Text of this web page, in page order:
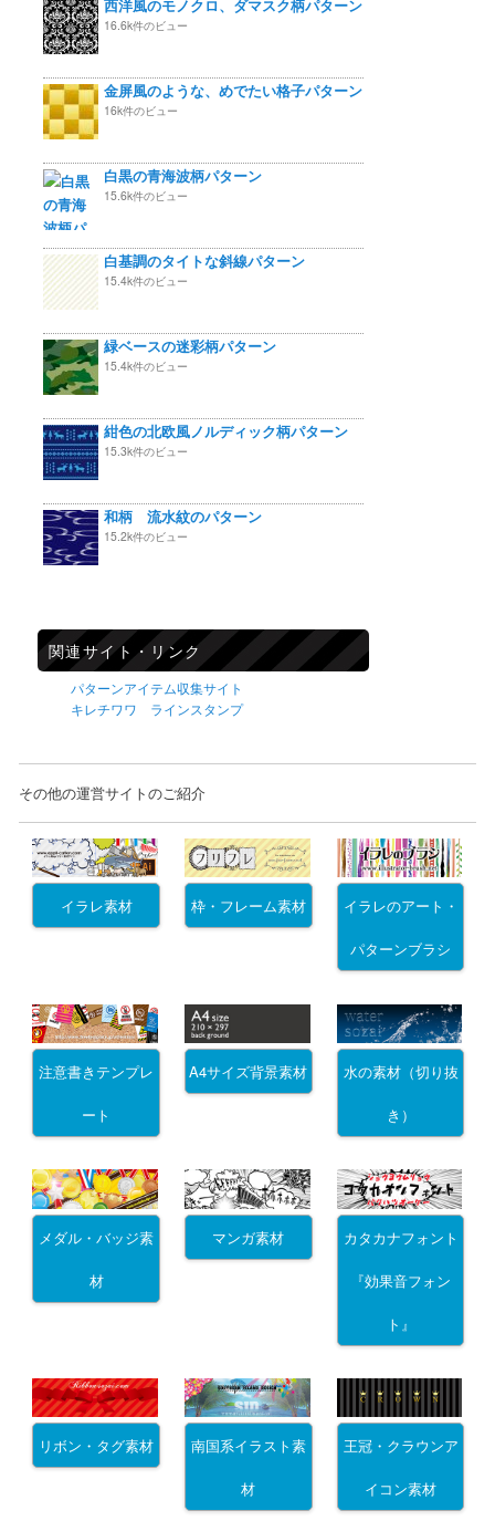
西洋風のモノクロ、ダマスク柄パターン
16.6k件のビュー
金屏風のような、めでたい格子パターン
16k件のビュー
白黒の青海波柄パターン
15.6k件のビュー
白基調のタイトな斜線パターン
15.4k件のビュー
緑ベースの迷彩柄パターン
15.4k件のビュー
紺色の北欧風ノルディック柄パターン
15.3k件のビュー
和柄 流水紋のパターン
15.2k件のビュー
関連サイト・リンク
パターンアイテム収集サイト
キレチワワ ラインスタンプ
その他の運営サイトのご紹介
イラレ素材 枠・フレーム素材 イラレのアート・
パターンブラシ
注意書きテンプレ
ート
A4サイズ背景素材 水の素材（切り抜
き）
メダル・バッジ素
材
マンガ素材 カタカナフォント
『効果音フォン
ト』
リボン・タグ素材 南国系イラスト素
材
王冠・クラウンア
イコン素材